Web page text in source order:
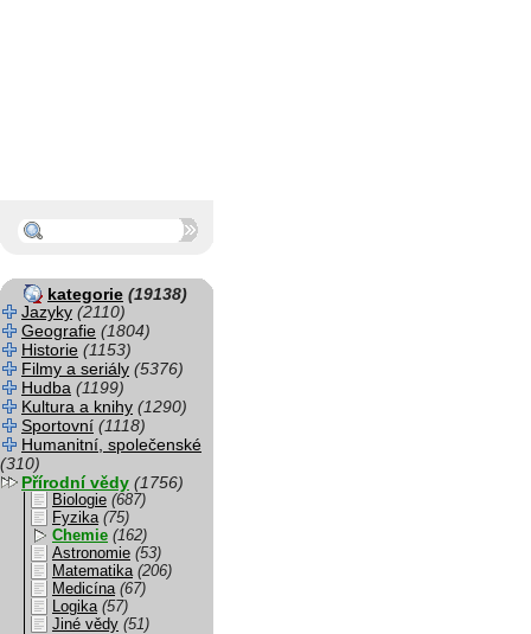
kategorie (19138)
Jazyky (2110)
Geografie (1804)
Historie (1153)
Filmy a seriály (5376)
Hudba (1199)
Kultura a knihy (1290)
Sportovní (1118)
Humanitní, společenské
(310)
Přírodní vědy (1756)
Biologie (687)
Fyzika (75)
Chemie (162)
Astronomie (53)
Matematika (206)
Medicína (67)
Logika (57)
Jiné vědy (51)